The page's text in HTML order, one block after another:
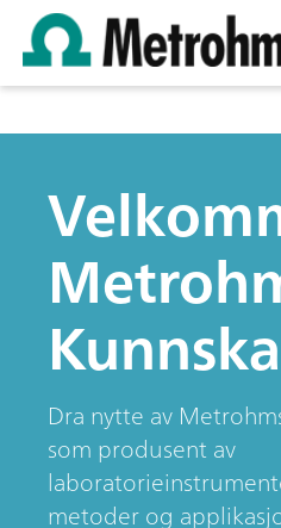
Dra nytte av
som produsent av
metoder og